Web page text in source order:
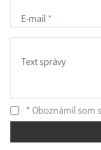
E-mail *
Text správy
* Oboznámil som